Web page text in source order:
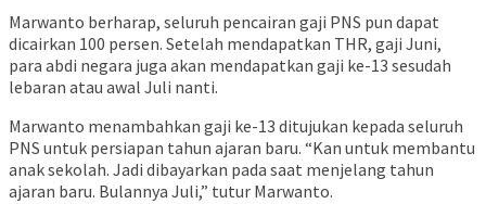
Marwanto berharap, seluruh pencairan gaji PNS pun dapat
dicairkan 100 persen. Setelah mendapatkan THR, gaji Juni,
para abdi negara juga akan mendapatkan gaji ke-13 sesudah
lebaran atau awal Juli nanti.
Marwanto menambahkan gaji ke-13 ditujukan kepada seluruh
PNS untuk persiapan tahun ajaran baru. “Kan untuk membantu
anak sekolah. Jadi dibayarkan pada saat menjelang tahun
ajaran baru. Bulannya Juli,” tutur Marwanto.